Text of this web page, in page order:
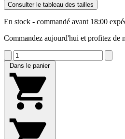
Consulter le tableau des tailles
En stock - commandé avant 18:00
Commandez aujourd'hui et profitez de
Dans le panier